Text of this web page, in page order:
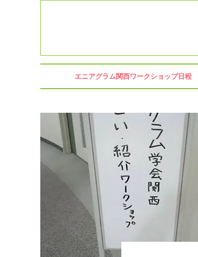
へ
キ
プ
エニアグラム関西ワークショップ日程